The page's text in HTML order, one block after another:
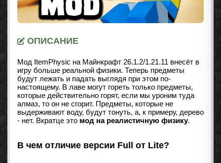
ОПИСАНИЕ
Мод ItemPhysic на Майнкрафт 26.1.2/1.21.11 внесёт в
игру больше реальной физики. Теперь предметы
будут лежать и падать выглядя при этом по-
настоящему. В лаве могут гореть только предметы,
которые действительно горят, если мы уроним туда
алмаз, то он не сгорит. Предметы, которые не
выдерживают воду, будут тонуть, а, к примеру, дерево
- нет. Вкратце это мод на реалистичную физику.
В чем отличие версии Full от Lite?